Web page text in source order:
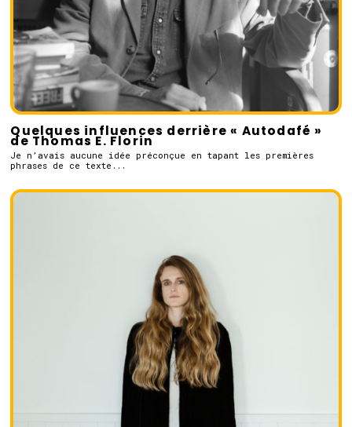
Quelques influences derrière « Autodafé »
de Thomas E. Florin
Je n’avais aucune idée préconçue en tapant les premières
phrases de ce texte...